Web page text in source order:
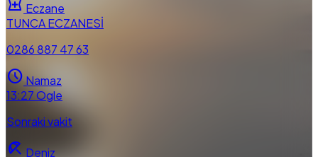
local_pharmacy Eczane
TUNCA ECZANESİ
0286 887 47 63
scheduleNamaz
13:27Ogle
Sonraki vakit
beach_access Deniz